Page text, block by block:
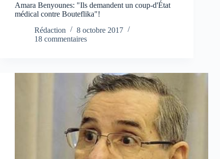
Amara Benyounes: "Ils demandent un coup-d'État
médical contre Bouteflika"!
Rédaction
8 octobre 2017
18 commentaires